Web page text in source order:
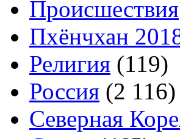
Происшествия
Пхёнчхан
Религия (119)
Россия (2 116)
Северная